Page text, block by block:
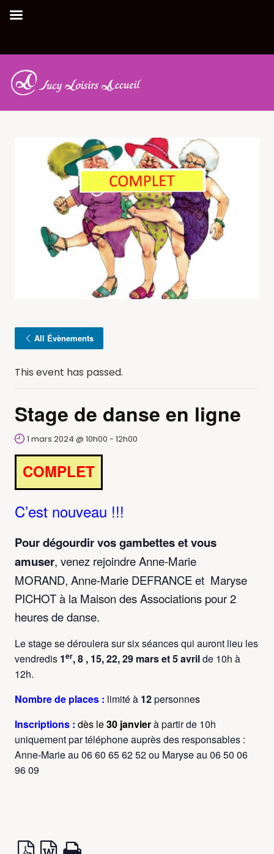
All Évènements
This event has passed.
Stage de danse en ligne
1 mars 2024 @ 10h00 - 12h00
COMPLET
C’est nouveau !!!
Pour dégourdir vos gambettes et vous
amuser, venez rejoindre Anne-Marie
MORAND, Anne-Marie DEFRANCEet Maryse
PICHOTà la Maison des Associations pour 2
heures de danse.
Le stage se déroulera sur six séances qui auront lieu les
vendredis 1er, 8 , 15, 22, 29 mars et 5 avrilde 10h à
12h.
Nombre de places : limité à 12personnes
Inscriptions : dès le30 janvierà partir de 10h
uniquement par téléphone auprès des responsables :
Anne-Marie au 06 60 65 62 52 ou Maryse au 06 50 06
96 09